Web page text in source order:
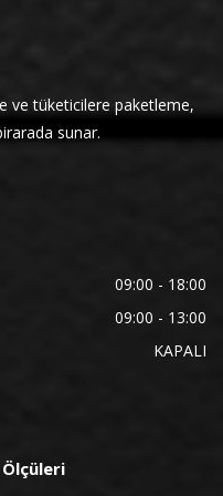
ve tüketicilere paketleme,
sunar.
09:00 - 18:00
09:00 - 13:00
KAPALI